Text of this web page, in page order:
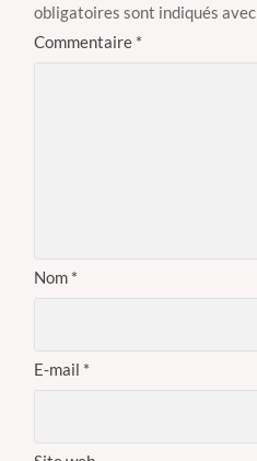
obligatoires sont indiqués avec
Commentaire *
Nom *
E-mail *